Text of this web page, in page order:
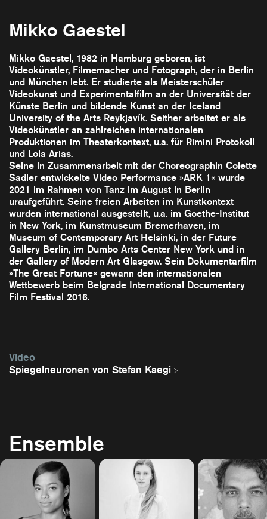
Mikko Gaestel
Mikko Gaestel, 1982 in Hamburg geboren, ist
Videokünstler, Filmemacher und Fotograph, der in Berlin
und München lebt. Er studierte als Meisterschüler
Videokunst und Experimentalfilm an der Universität der
Künste Berlin und bildende Kunst an der Iceland
University of the Arts Reykjavík. Seither arbeitet er als
Videokünstler an zahlreichen internationalen
Produktionen im Theaterkontext, u.a. für Rimini Protokoll
und Lola Arias.
Seine in Zusammenarbeit mit der Choreographin Colette
Sadler entwickelte Video Performance »ARK 1« wurde
2021 im Rahmen von Tanz im August in Berlin
uraufgeführt. Seine freien Arbeiten im Kunstkontext
wurden international ausgestellt, u.a. im Goethe-Institut
in New York, im Kunstmuseum Bremerhaven, im
Museum of Contemporary Art Helsinki, in der Future
Gallery Berlin, im Dumbo Arts Center New York und in
der Gallery of Modern Art Glasgow. Sein Dokumentarfilm
»The Great Fortune« gewann den internationalen
Wettbewerb beim Belgrade International Documentary
Film Festival 2016.
Video
Spiegelneuronen von Stefan Kaegi
Ensemble